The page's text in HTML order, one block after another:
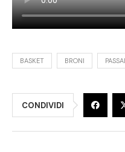
BASKET BRONI
CONDIVIDI